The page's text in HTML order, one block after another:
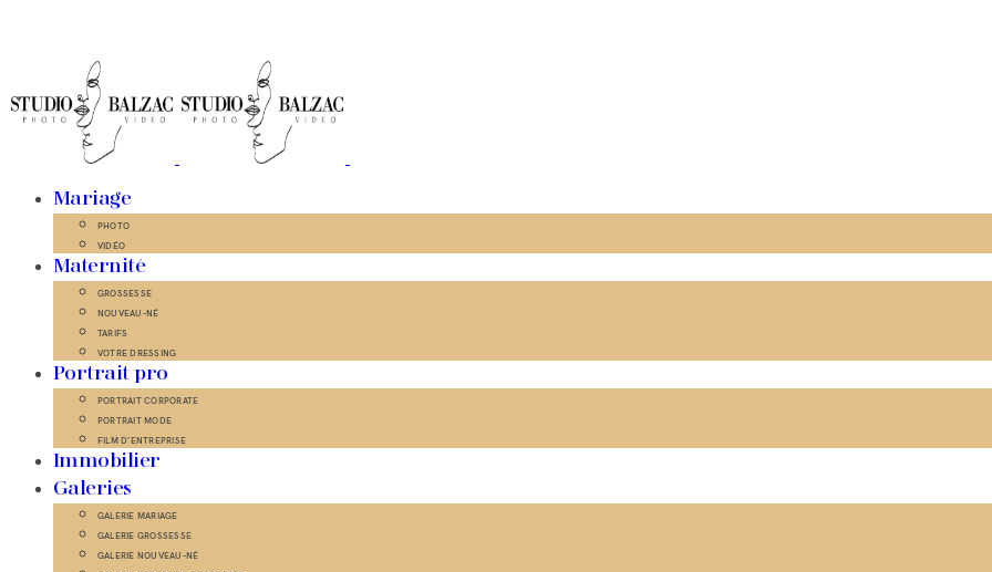
Mariage
PHOTO
VIDÉO
Maternité
GROSSESSE
NOUVEAU-NÉ
TARIFS
VOTRE DRESSING
Portrait pro
PORTRAIT CORPORATE
PORTRAIT MODE
FILM D’ENTREPRISE
Immobilier
Galeries
GALERIE MARIAGE
GALERIE GROSSESSE
GALERIE NOUVEAU-NÉ